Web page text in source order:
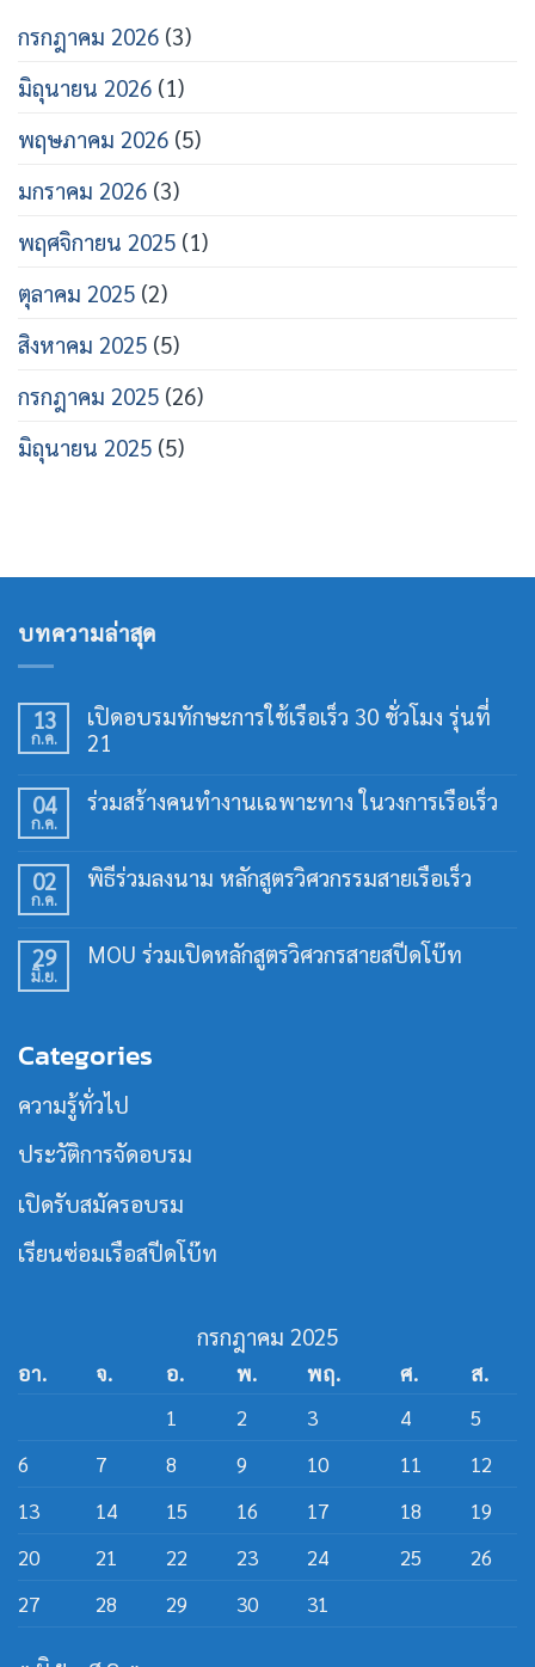
กรกฎาคม 2026 (3)
มิถุนายน 2026 (1)
พฤษภาคม 2026 (5)
มกราคม 2026 (3)
พฤศจิกายน 2025 (1)
ตุลาคม 2025 (2)
สิงหาคม 2025 (5)
กรกฎาคม 2025 (26)
มิถุนายน 2025 (5)
บทความล่าสุด
13
ก.ค.
เปิดอบรมทักษะการใช้เรือเร็ว 30 ชั่วโมง รุ่นที่
21
ความ
เห็น
ทักษะ
เร็ว
30
04
ก.ค.
ร่วมสร้างคนทำงานเฉพาะทาง ในวงการเรือเร็ว
เห็น
บน
ทำงาน
เร็ว
02
ก.ค.
พิธีร่วมลงนาม หลักสูตรวิศวกรรมสายเรือเร็ว
บน
หลักสูตร
วิศวกรรม
สาย
เรือ
เร็ว
29
มิ.ย.
MOU ร่วมเปิดหลักสูตรวิศวกรสายสปีดโบ๊ท
MOU
ร่วม
เปิด
หลักสูตร
สาย
ปีด
โบ๊ท
Categories
ความรู้ทั่วไป
ประวัติการจัดอบรม
เปิดรับสมัครอบรม
เรียนซ่อมเรือสปีดโบ๊ท
กรกฎาคม 2025
อา. จ. อ. พ. พฤ. ศ.
ส.
1
2 3 4
5
6
7 8 9 10 11
12
13
14 15 16 17 18
19
20
21 22 23 24 25
26
27
28 29 30 31